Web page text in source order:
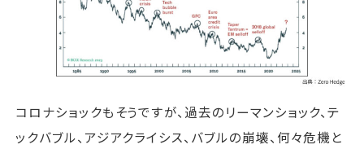
コロナショックもそうですが、過去のリーマンショック、テ
ックバブル、アジアクライシス、バブルの崩壊、何々危機と